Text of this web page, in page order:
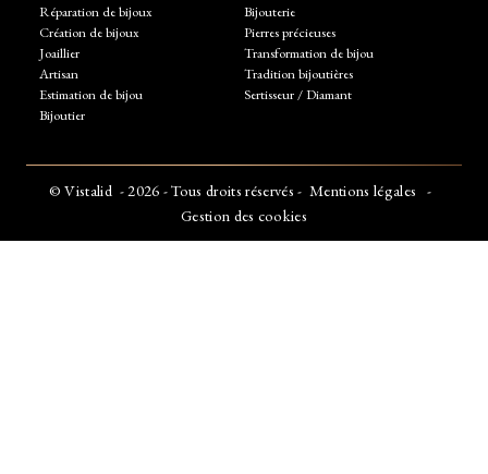
Réparation de bijoux
Création de bijoux
Joaillier
Artisan
Estimation de bijou
Bijoutier
Bijouterie
Pierres précieuses
Transformation de bijou
Tradition bijoutières
Sertisseur / Diamant
©Vistalid - 2026 - Tous droits réservés - Mentions légales -
Gestion des cookies